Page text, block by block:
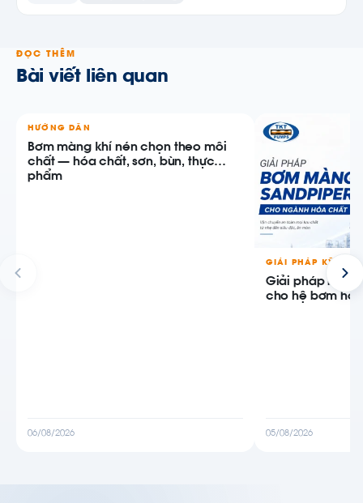
ĐỌC THÊM
Bài viết liên quan
HƯỚNG DẪN
Bơm màng khí nén chọn theo môi
chất — hóa chất, sơn, bùn, thực
phẩm
06/08/2026
GIẢI PHÁP KỸ
Giải pháp bơm
cho hệ bơm
05/08/2026